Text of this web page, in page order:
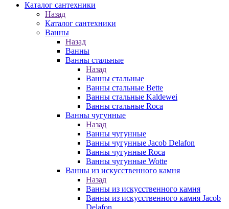
Каталог сантехники
Назад
Каталог сантехники
Ванны
Назад
Ванны
Ванны стальные
Назад
Ванны стальные
Ванны стальные Bette
Ванны стальные Kaldewei
Ванны стальные Roca
Ванны чугунные
Назад
Ванны чугунные
Ванны чугунные Jacob Delafon
Ванны чугунные Roca
Ванны чугунные Wotte
Ванны из искусственного камня
Назад
Ванны из искусственного камня
Ванны из искусственного камня Jacob
Delafon